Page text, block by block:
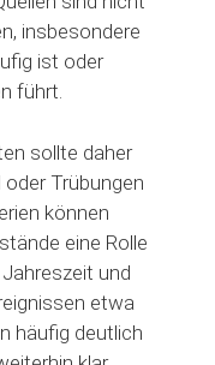
insbesondere
ist oder
führt.
sollte daher
Trübungen
können
eine Rolle
und
etwa
häufig deutlich